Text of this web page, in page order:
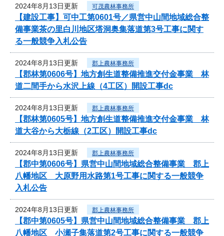
2024年8月13日更新 可茂農林事務所
【建設工事】可中工第0601号／県営中山間地域総合整
備事業茶の里白川地区塔洞奥集落道第3号工事に関す
る一般競争入札公告
2024年8月13日更新 郡上農林事務所
【郡林第0606号】地方創生道整備推進交付金事業 林
道二間手から水沢上線（4工区）開設工事dc
2024年8月13日更新 郡上農林事務所
【郡林第0605号】地方創生道整備推進交付金事業 林
道大谷から大栃線（2工区）開設工事dc
2024年8月13日更新 郡上農林事務所
【郡中第0606号】県営中山間地域総合整備事業 郡上
八幡地区 大原野用水路第1号工事に関する一般競争
入札公告
2024年8月13日更新 郡上農林事務所
【郡中第0605号】県営中山間地域総合整備事業 郡上
八幡地区 小瀬子集落道第2号工事に関する一般競争